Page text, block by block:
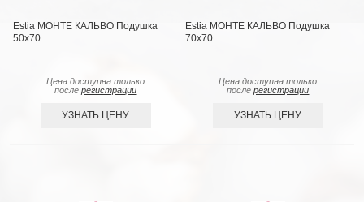
Estia МОНТЕ КАЛЬВО Подушка
50х70
Цена доступна только
послерегистрации
УЗНАТЬ ЦЕНУ
Estia МОНТЕ КАЛЬВО Подушка
70х70
Цена доступна только
послерегистрации
УЗНАТЬ ЦЕНУ